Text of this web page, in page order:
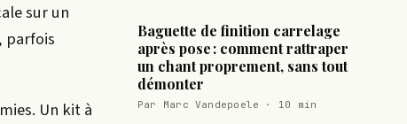
sur un
parfois
Un kit à
Baguette de finition carrelage
après pose : comment rattraper
un chant proprement, sans tout
démonter
Par Marc Vandepoele · 10 min